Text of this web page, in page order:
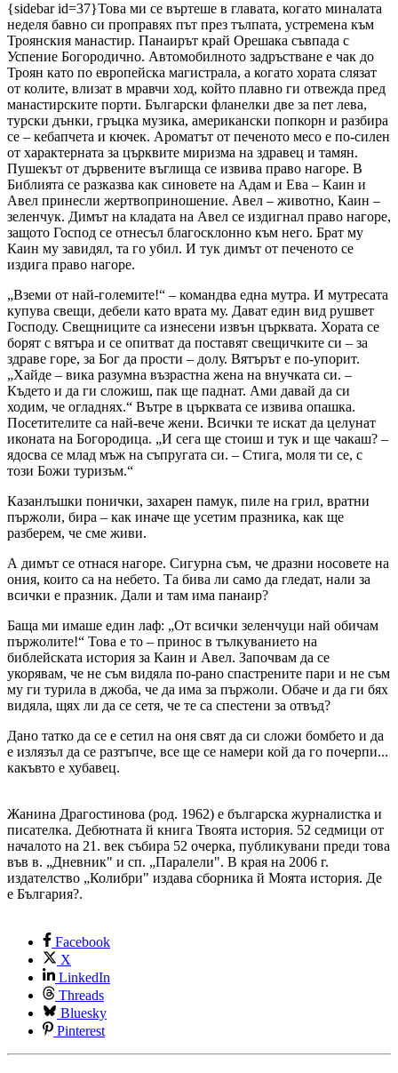
{sidebar id=37}Това ми се въртеше в главата, когато миналата
неделя бавно си проправях път през тълпата, устремена към
Троянския манастир. Панаирът край Орешака съвпада с
Успение Богородично. Автомобилното задръстване е чак до
Троян като по европейска магистрала, а когато хората слязат
от колите, влизат в мравчи ход, който плавно ги отвежда пред
манастирските порти. Български фланелки две за пет лева,
турски дънки, гръцка музика, американски попкорн и разбира
се – кебапчета и кючек. Ароматът от печеното месо е по-силен
от характерната за църквите миризма на здравец и тамян.
Пушекът от дървените въглища се извива право нагоре. В
Библията се разказва как синовете на Адам и Ева – Каин и
Авел принесли жертвоприношение. Авел – животно, Каин –
зеленчук. Димът на кладата на Авел се издигнал право нагоре,
защото Господ се отнесъл благосклонно към него. Брат му
Каин му завидял, та го убил. И тук димът от печеното се
издига право нагоре.
„Вземи от най-големите!“ – командва една мутра. И мутресата
купува свещи, дебели като врата му. Дават един вид рушвет
Господу. Свещниците са изнесени извън църквата. Хората се
борят с вятъра и се опитват да поставят свещичките си – за
здраве горе, за Бог да прости – долу. Вятърът е по-упорит.
„Хайде – вика разумна възрастна жена на внучката си. –
Където и да ги сложиш, пак ще паднат. Ами давай да си
ходим, че огладнях.“ Вътре в църквата се извива опашка.
Посетителите са най-вече жени. Всички те искат да целунат
иконата на Богородица. „И сега ще стоиш и тук и ще чакаш? –
ядосва се млад мъж на съпругата си. – Стига, моля ти се, с
този Божи туризъм.“
Казанлъшки понички, захарен памук, пиле на грил, вратни
пържоли, бира – как иначе ще усетим празника, как ще
разберем, че сме живи.
А димът се отнася нагоре. Сигурна съм, че дразни носовете на
ония, които са на небето. Та бива ли само да гледат, нали за
всички е празник. Дали и там има панаир?
Баща ми имаше един лаф: „От всички зеленчуци най обичам
пържолите!“ Това е то – принос в тълкуванието на
библейската история за Каин и Авел. Започвам да се
укорявам, че не съм видяла по-рано спастрените пари и не съм
му ги турила в джоба, че да има за пържоли. Обаче и да ги бях
видяла, щях ли да се сетя, че те са спестени за отвъд?
Дано татко да се е сетил на оня свят да си сложи бомбето и да
е излязъл да се разтъпче, все ще се намери кой да го почерпи...
какъвто е хубавец.
Жанина Драгостинова (род. 1962) е българска журналистка и
писателка. Дебютната й книга Твоята история. 52 седмици от
началото на 21. век събира 52 очерка, публикувани преди това
във в. „Дневник" и сп. „Паралели". В края на 2006 г.
издателство „Колибри" издава сборника й Моята история. Де
е България?.
Facebook
X
LinkedIn
Threads
Bluesky
Pinterest